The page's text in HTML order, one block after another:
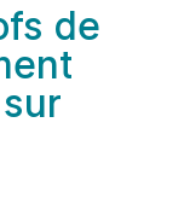
de